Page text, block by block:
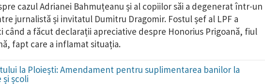
cazul Adrianei Bahmuțeanu și al copiilor săi a degenerat într-un
jurnalistă și invitatul Dumitru Dragomir. Fostul șef al LPF a
a făcut declarații apreciative despre Honorius Prigoană, fiul
fapt care a inflamat situația.
la Ploiești: Amendament pentru suplimentarea banilor la
școli